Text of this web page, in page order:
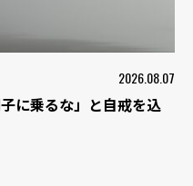
2026.08.07
に乗るな」と自戒を込